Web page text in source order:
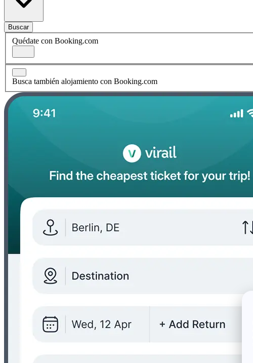
Buscar
Quédate con Booking.com
Busca también alojamiento con Booking.com